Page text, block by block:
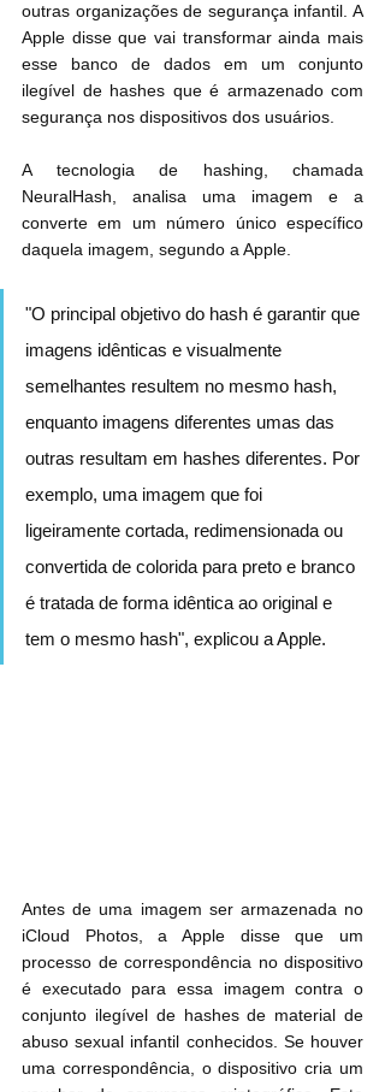
outras organizações de segurança infantil. A
Apple disse que vai transformar ainda mais
esse banco de dados em um conjunto
ilegível de hashes que é armazenado com
segurança nos dispositivos dos usuários.
A tecnologia de hashing, chamada
NeuralHash, analisa uma imagem e a
converte em um número único específico
daquela imagem, segundo a Apple.
"O principal objetivo do hash é garantir que
imagens idênticas e visualmente
semelhantes resultem no mesmo hash,
enquanto imagens diferentes umas das
outras resultam em hashes diferentes. Por
exemplo, uma imagem que foi
ligeiramente cortada, redimensionada ou
convertida de colorida para preto e branco
é tratada de forma idêntica ao original e
tem o mesmo hash", explicou a Apple.
Antes de uma imagem ser armazenada no
iCloud Photos, a Apple disse que um
processo de correspondência no dispositivo
é executado para essa imagem contra o
conjunto ilegível de hashes de material de
abuso sexual infantil conhecidos. Se houver
uma correspondência, o dispositivo cria um